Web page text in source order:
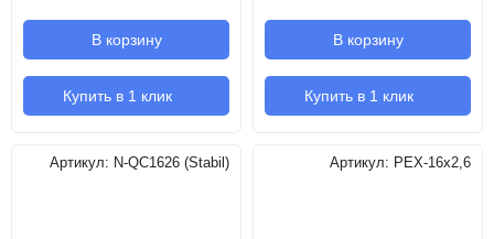
В корзину
Купить в 1 клик
В корзину
Купить в 1 клик
Артикул: N-QC1626 (Stabil) Артикул: PEX-16х2,6